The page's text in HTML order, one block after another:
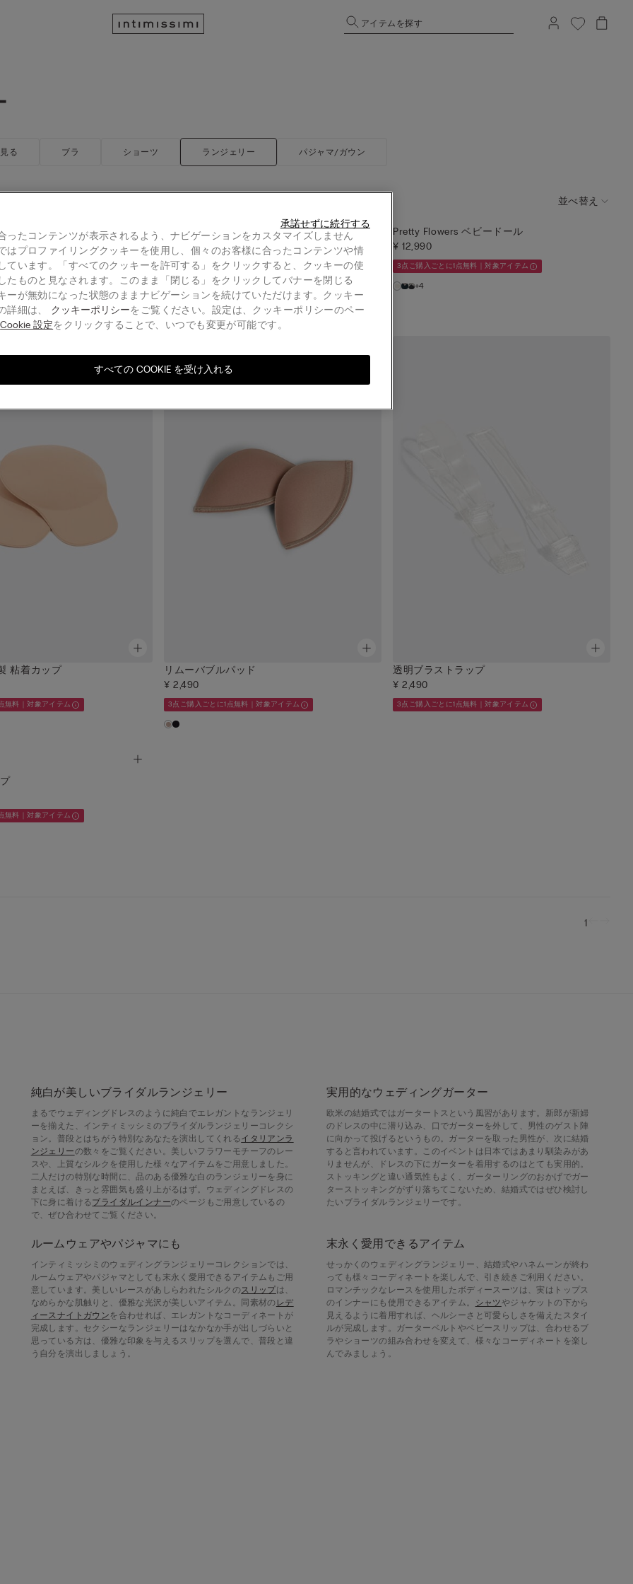
アイテムを探す
る ブラ ショーツ ランジェリー パジャマ/ガウン
並べ替え
¥ 2,990
イテム5点以上で70%OFF
Pretty Flowers チュール＆レース ボディスーツ
¥ 11,990
3点ご購入ごとに1点無料｜対象アイテム
+2
Pretty Flowers ベビードール
¥ 12,990
3点ご購入ごとに1点無料｜対象アイテム
+4
粘着カップ
無料｜対象アイテム
リムーバブルパッド
¥ 2,490
3点ご購入ごとに1点無料｜対象アイテム
透明ブラストラップ
¥ 2,490
3点ご購入ごとに1点無料｜対象アイテム
無料｜対象アイテム
1
純白が美しいブライダルランジェリー
まるでウェディングドレスのように純白でエレガントなランジェリ
ーを揃えた、インティミッシミのブライダルランジェリーコレクシ
ョン。普段とはちがう特別なあなたを演出してくれるイタリアンラ
ンジェリーの数々をご覧ください。美しいフラワーモチーフのレー
スや、上質なシルクを使用した様々なアイテムをご用意しました。
二人だけの特別な時間に、品のある優雅な白のランジェリーを身に
まとえば、きっと雰囲気も盛り上がるはず。ウェディングドレスの
下に身に着けるブライダルインナーのページもご用意しているの
で、ぜひ合わせてご覧ください。
実用的なウェディングガーター
欧米の結婚式ではガータートスという風習があります。新郎が新婦
のドレスの中に潜り込み、口でガーターを外して、男性のゲスト陣
に向かって投げるというもの。ガーターを取った男性が、次に結婚
すると言われています。このイベントは日本ではあまり馴染みがあ
りませんが、ドレスの下にガーターを着用するのはとても実用的。
ストッキングと違い通気性もよく、ガーターリングのおかげでガー
ターストッキングがずり落ちてこないため、結婚式ではぜひ検討し
たいブライダルランジェリーです。
ルームウェアやパジャマにも
インティミッシミのウェディングランジェリーコレクションでは、
ルームウェアやパジャマとしても末永く愛用できるアイテムもご用
意しています。美しいレースがあしらわれたシルクのスリップは、
なめらかな肌触りと、優雅な光沢が美しいアイテム。同素材の レデ
ィースナイトガウンを合わせれば、エレガントなコーディネートが
完成します。セクシーなランジェリーはなかなか手が出しづらいと
思っている方は、優雅な印象を与えるスリップを選んで、普段と違
う自分を演出しましょう。
末永く愛用できるアイテム
せっかくのウェディングランジェリー、結婚式やハネムーンが終わ
っても様々コーディネートを楽しんで、引き続きご利用ください。
ロマンチックなレースを使用したボディースーツは、実はトップス
のインナーにも使用できるアイテム。 シャツやジャケットの下から
見えるように着用すれば、ヘルシーさと可愛らしさを備えたスタイ
ルが完成します。ガーターベルトやベビースリップは、合わせるブ
ラやショーツの組み合わせを変えて、様々なコーディネートを楽し
んでみましょう。
ったコンテンツが表示されるよう、ナビゲーションをカスタマイズしません
はプロファイリングクッキーを使用し、個々のお客様に合ったコンテンツや情
ています。「すべてのクッキーを許可する」をクリックすると、クッキーの使
たものと見なされます。このまま「閉じる」をクリックしてバナーを閉じる
ーが無効になった状態のままナビゲーションを続けていただけます。クッキー
詳細は、 クッキーポリシーをご覧ください。設定は、クッキーポリシーのペー
Cookie 設定をクリックすることで、いつでも変更が可能です。
すべての COOKIE を受け入れる
承諾せずに続行する